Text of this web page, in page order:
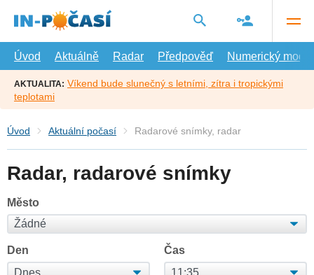
hlavní
Úvod
Aktuálně Radar Předpověď Numerický model
AKTUALITA: Víkend bude slunečný s letními, zítra i tropickými
teplotami
Úvod Aktuální počasí Radarové snímky, radar
Radar, radarové snímky
Město
Den Čas